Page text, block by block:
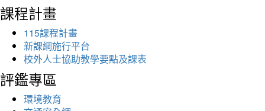
課程計畫
115課程計畫
新課綱施行平台
校外人士協助教學要點及課表
評鑑專區
環境教育